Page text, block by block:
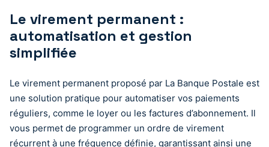
Le virement permanent :
automatisation et gestion
simplifiée
Le virement permanent proposé par La Banque Postale est
une solution pratique pour automatiser vos paiements
réguliers, comme le loyer ou les factures d’abonnement. Il
vous permet de programmer un ordre de virement
récurrent à une fréquence définie, garantissant ainsi une